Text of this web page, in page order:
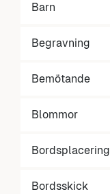
Barn
Begravning
Bemötande
Blommor
Bordsplacering
Bordsskick